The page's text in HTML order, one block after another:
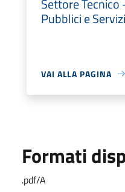
Pubblici e
VAI ALLA PAGINA
Formati
.pdf/A